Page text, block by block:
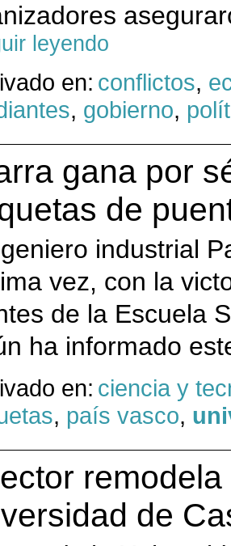
leyendo
en: conflictos,
, gobierno,
gana por
de
industrial
vez, con la
de la Escuela
ha informado
en: ciencia y
, país vasco,
de